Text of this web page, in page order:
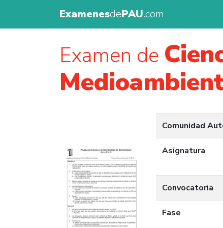
ExamenesdePAU.com
Examen de
Comunidad
Asignatura
Convocatoria
Fase